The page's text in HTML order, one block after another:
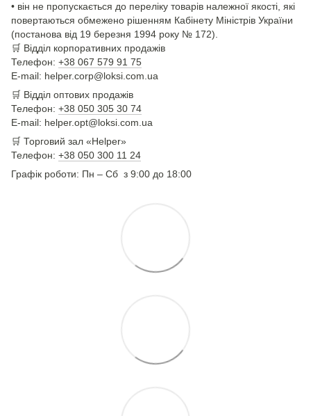
• він не пропускається до переліку товарів належної якості, які
повертаються обмежено рішенням Кабінету Міністрів України
(постанова від 19 березня 1994 року № 172).
🛒 Відділ корпоративних продажів
Телефон: +38 067 579 91 75
E-mail: helper.corp@loksi.com.ua
🛒 Відділ оптових продажів
Телефон: +38 050 305 30 74
E-mail: helper.opt@loksi.com.ua
🛒 Торговий зал «Helper»
Телефон: +38 050 300 11 24
Графік роботи: Пн – Сб з 9:00 до 18:00